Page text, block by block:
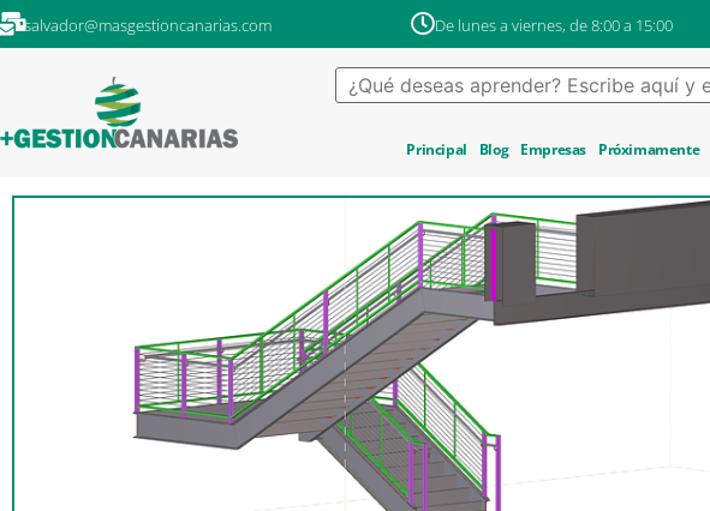
salvador@masgestioncanarias.com De lunes a viernes, de 8:00 a 15:00
Principal Blog Empresas Próximamente